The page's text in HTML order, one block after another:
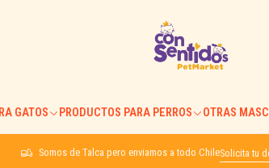
GATOS PRODUCTOS PARA PERROS OTRAS
Somos de Talca pero enviamos a todo ChileSolicita tu